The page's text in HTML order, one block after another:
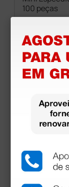
100 peças
2,94 €
(Preço sem IVA)